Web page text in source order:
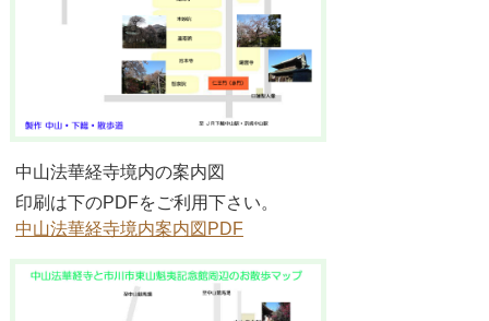
中山法華経寺境内の案内図
印刷は下のPDFをご利用下さい。
中山法華経寺境内案内図PDF